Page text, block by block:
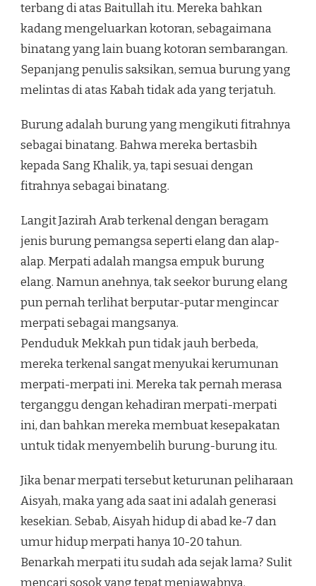
terbang di atas Baitullah itu. Mereka bahkan
kadang mengeluarkan kotoran, sebagaimana
binatang yang lain buang kotoran sembarangan.
Sepanjang penulis saksikan, semua burung yang
melintas di atas Kabah tidak ada yang terjatuh.
Burung adalah burung yang mengikuti fitrahnya
sebagai binatang. Bahwa mereka bertasbih
kepada Sang Khalik, ya, tapi sesuai dengan
fitrahnya sebagai binatang.
Langit Jazirah Arab terkenal dengan beragam
jenis burung pemangsa seperti elang dan alap-
alap. Merpati adalah mangsa empuk burung
elang. Namun anehnya, tak seekor burung elang
pun pernah terlihat berputar-putar mengincar
merpati sebagai mangsanya.
Penduduk Mekkah pun tidak jauh berbeda,
mereka terkenal sangat menyukai kerumunan
merpati-merpati ini. Mereka tak pernah merasa
terganggu dengan kehadiran merpati-merpati
ini, dan bahkan mereka membuat kesepakatan
untuk tidak menyembelih burung-burung itu.
Jika benar merpati tersebut keturunan peliharaan
Aisyah, maka yang ada saat ini adalah generasi
kesekian. Sebab, Aisyah hidup di abad ke-7 dan
umur hidup merpati hanya 10-20 tahun.
Benarkah merpati itu sudah ada sejak lama? Sulit
mencari sosok yang tepat menjawabnya.